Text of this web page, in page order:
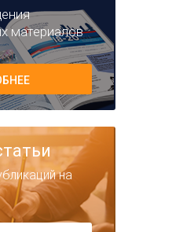
материалов
на